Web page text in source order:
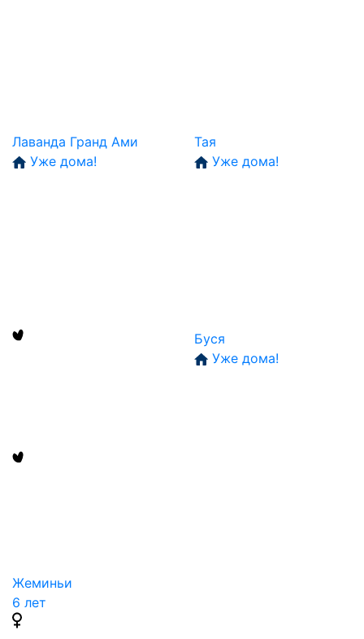
Лаванда Гранд Ами
Уже дома!
Тая
Уже дома!
Жеминьи
6 лет
Буся
Уже дома!